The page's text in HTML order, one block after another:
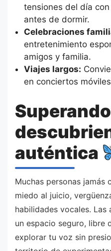
tensiones del día
antes de dormir.
Celebraciones
entretenimiento
amigos y familia.
Viajes largos:
en conciertos
auténtica
Muchas personas jamás
miedo al juicio,
habilidades vocales.
un espacio seguro, libre
explorar tu voz sin